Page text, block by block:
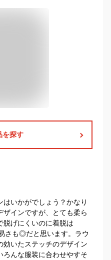
を探す
いかがでしょう？かなり
インですが、とても柔ら
脱げにくいのに着脱は
さも◎だと思います。ラウ
効いたステッチのデザイン
ろんな服装に合わせやすそ